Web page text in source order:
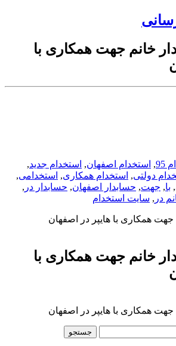
خانم جهت همکاری با
95
, استخدام اصفهان, استخدام جدید,
دولتی, استخدام همکاری, استخدامی,
, با, جهت, حسابدار اصفهان, حسابدار در ,
در , سایت استخدام
جهت همکاری با هایپر در اصفهان
خانم جهت همکاری با
جهت همکاری با هایپر در اصفهان